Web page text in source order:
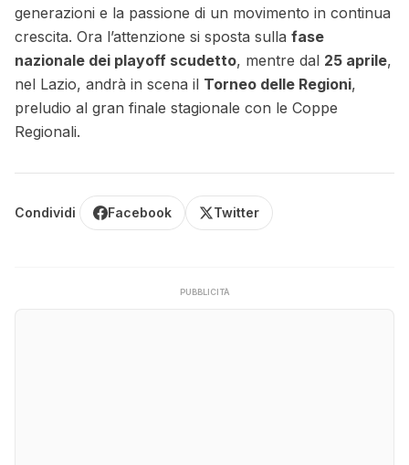
generazioni e la passione di un movimento in continua
crescita. Ora l’attenzione si sposta sulla fase
nazionale dei playoff scudetto, mentre dal 25 aprile,
nel Lazio, andrà in scena il Torneo delle Regioni,
preludio al gran finale stagionale con le Coppe
Regionali.
Condividi Facebook Twitter
PUBBLICITÀ